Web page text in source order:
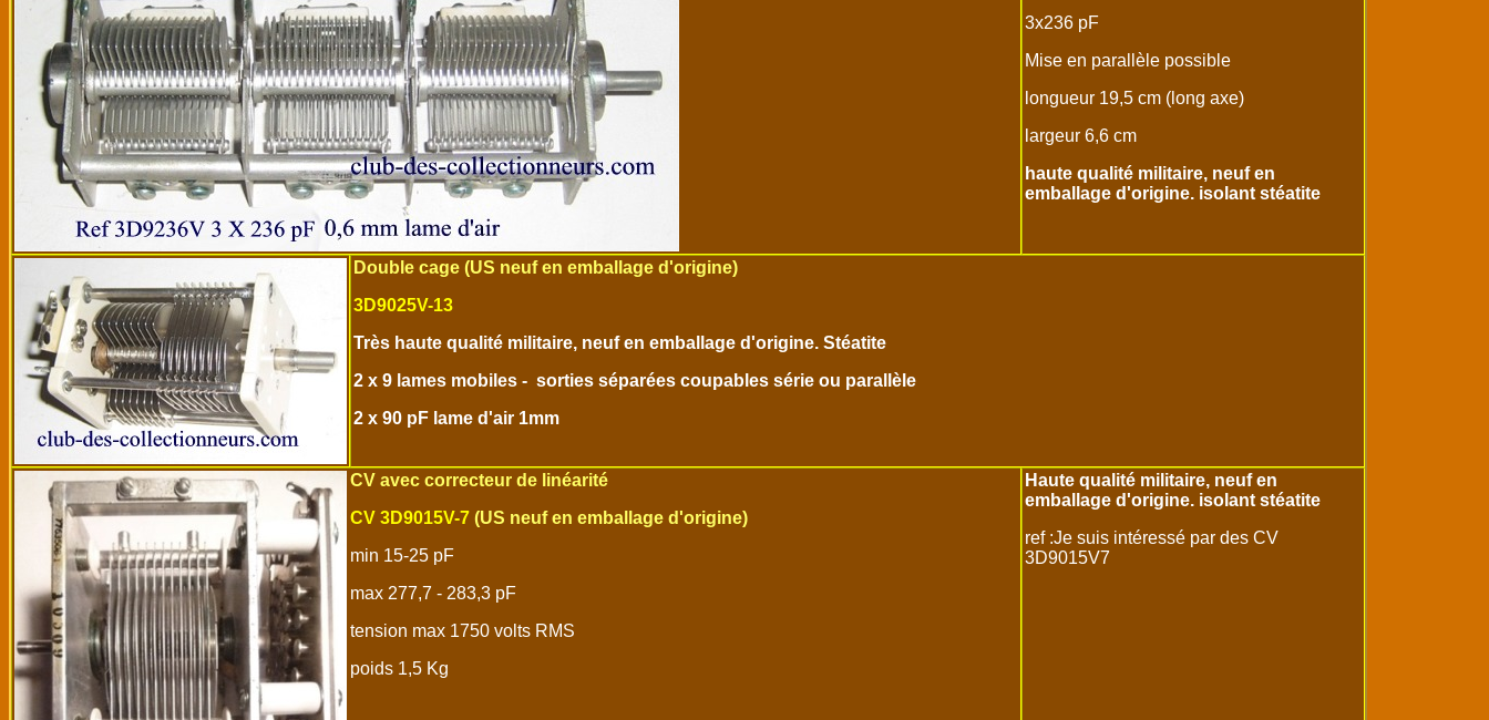
3x236 pF
Mise en parallèle possible
longueur 19,5 cm (long axe)
largeur 6,6 cm
haute qualité militaire, neuf en
emballage d'origine. isolant stéatite
Double cage (US neuf en emballage d'origine)
3D9025V-13
Très haute qualité militaire, neuf en emballage d'origine. Stéatite
2 x 9 lames mobiles - sorties séparées coupables série ou parallèle
2 x 90 pF lame d'air 1mm
CV avec correcteur de linéarité
CV 3D9015V-7 (US neuf en emballage d'origine)
min 15-25 pF
max 277,7 - 283,3 pF
tension max 1750 volts RMS
poids 1,5 Kg
Haute qualité militaire, neuf en
emballage d'origine. isolant stéatite
ref :Je suis intéressé par des CV
3D9015V7